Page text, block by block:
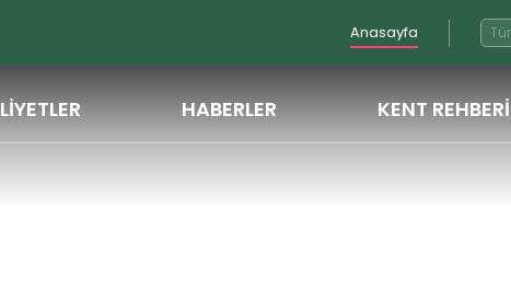
Anasayfa
HABERLER KENT REHBERİ